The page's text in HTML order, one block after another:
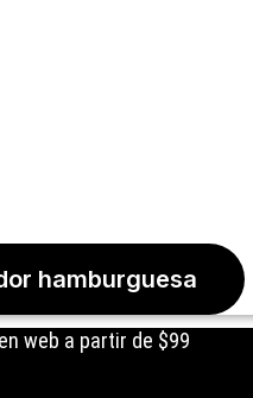
hamburguesa
web a partir de $99